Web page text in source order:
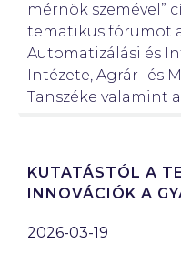
mérnök szemével”
tematikus fórumot
Automatizálási és
Intézete, Agrár- és
Tanszéke valamint
KUTATÁSTÓL A
INNOVÁCIÓK A
2026-03-19